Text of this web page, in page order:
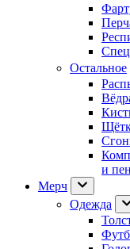
Остальное
и
Мерч
Одежда